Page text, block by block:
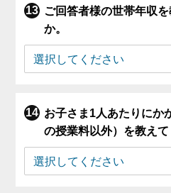
ご回答者様の世帯年収
か。
お子さま1人あたりにか
の授業料以外）を教えて